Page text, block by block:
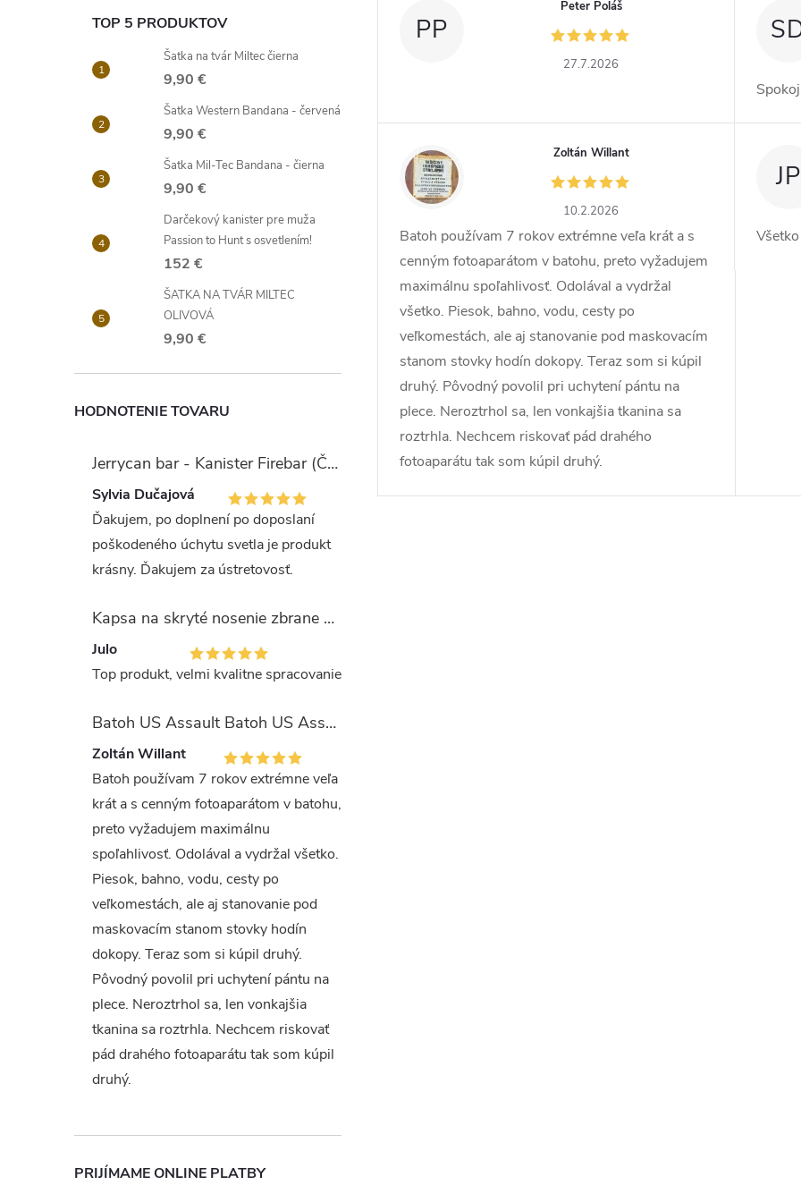
TOP 5 PRODUKTOV
Šatka na tvár Miltec čierna
9,90 €
Šatka Western Bandana - červená
9,90 €
Šatka Mil-Tec Bandana - čierna
9,90 €
Darčekový kanister pre muža
Passion to Hunt s osvetlením!
152 €
ŠATKA NA TVÁR MILTEC
OLIVOVÁ
9,90 €
HODNOTENIE TOVARU
Jerrycan bar - Kanister Firebar (Červený)
Sylvia Dučajová
Ďakujem, po doplnení po doposlaní
poškodeného úchytu svetla je produkt
krásny. Ďakujem za ústretovosť.
Kapsa na skryté nosenie zbrane OLIVA (veľkosť Glock 17/19)
Julo
Top produkt, velmi kvalitne spracovanie
Batoh US Assault Batoh US Assault "LASER CUT" 36l MULTIT.
Zoltán Willant
Batoh používam 7 rokov extrémne veľa
krát a s cenným fotoaparátom v batohu,
preto vyžadujem maximálnu
spoľahlivosť. Odolával a vydržal všetko.
Piesok, bahno, vodu, cesty po
veľkomestách, ale aj stanovanie pod
maskovacím stanom stovky hodín
dokopy. Teraz som si kúpil druhý.
Pôvodný povolil pri uchytení pántu na
plece. Neroztrhol sa, len vonkajšia
tkanina sa roztrhla. Nechcem riskovať
pád drahého fotoaparátu tak som kúpil
druhý.
PRIJÍMAME ONLINE PLATBY
PP
Peter Poláš
27.7.2026
ZW
Zoltán Willant
10.2.2026
Batoh používam 7 rokov extrémne veľa krát a s
cenným fotoaparátom v batohu, preto vyžadujem
maximálnu spoľahlivosť. Odolával a vydržal
všetko. Piesok, bahno, vodu, cesty po
veľkomestách, ale aj stanovanie pod maskovacím
stanom stovky hodín dokopy. Teraz som si kúpil
druhý. Pôvodný povolil pri uchytení pántu na
plece. Neroztrhol sa, len vonkajšia tkanina sa
roztrhla. Nechcem riskovať pád drahého
fotoaparátu tak som kúpil druhý.
JP